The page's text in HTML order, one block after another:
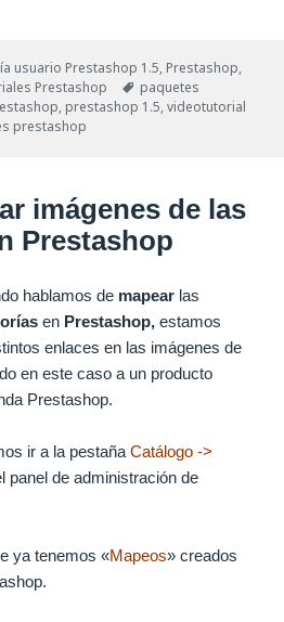
usuario Prestashop 1.5, Prestashop,
Prestashop Etiquetas
paquetes
, prestashop 1.5,videotutorial
prestashop
imágenes de las
Prestashop
hablamos de mapear las
en Prestashop,estamos
enlaces en las imágenes de
en este caso a un producto
Prestashop.
ir a la pestañaCatálogo ->
panel de administración de
ya tenemos «Mapeos» creados